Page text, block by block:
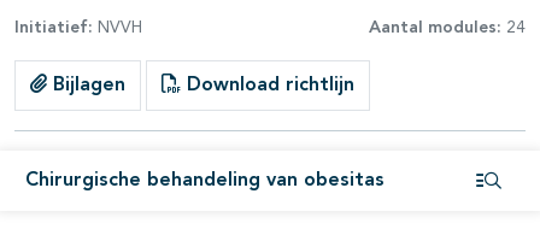
Initiatief: NVVH Aantal modules: 24
Bijlagen Download richtlijn
Chirurgische behandeling van obesitas
open- en dichtklappen
open- en dichtklappen